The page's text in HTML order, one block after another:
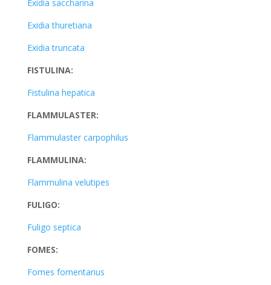
Exidia saccharina
Exidia thuretiana
Exidia truncata
FISTULINA:
Fistulina hepatica
FLAMMULASTER:
Flammulaster carpophilus
FLAMMULINA:
Flammulina velutipes
FULIGO:
Fuligo septica
FOMES:
Fomes fomentarius